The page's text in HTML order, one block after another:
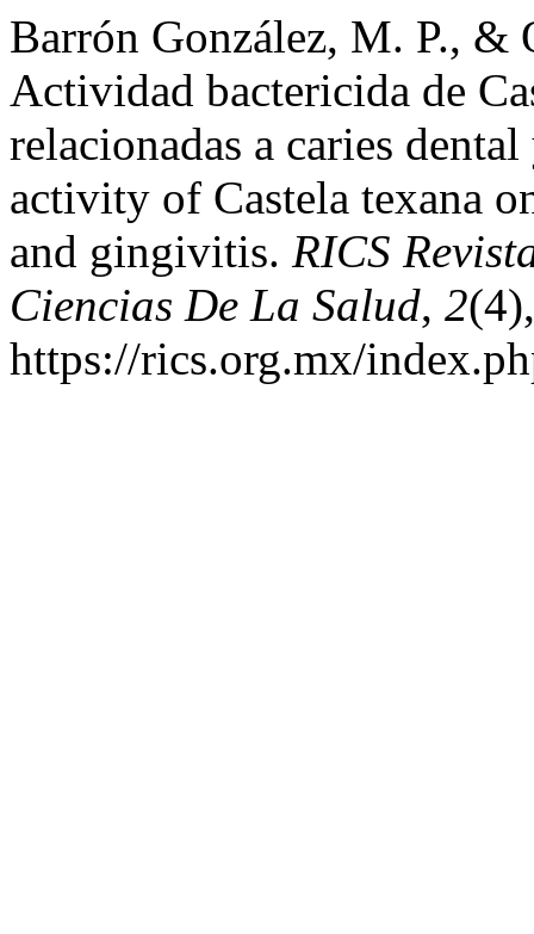
Barrón González, M. P., &
Actividad bactericida de
relacionadas a caries
activity of Castela texana
and gingivitis. RICS
Ciencias De La Salud, 2
https://rics.org.mx/